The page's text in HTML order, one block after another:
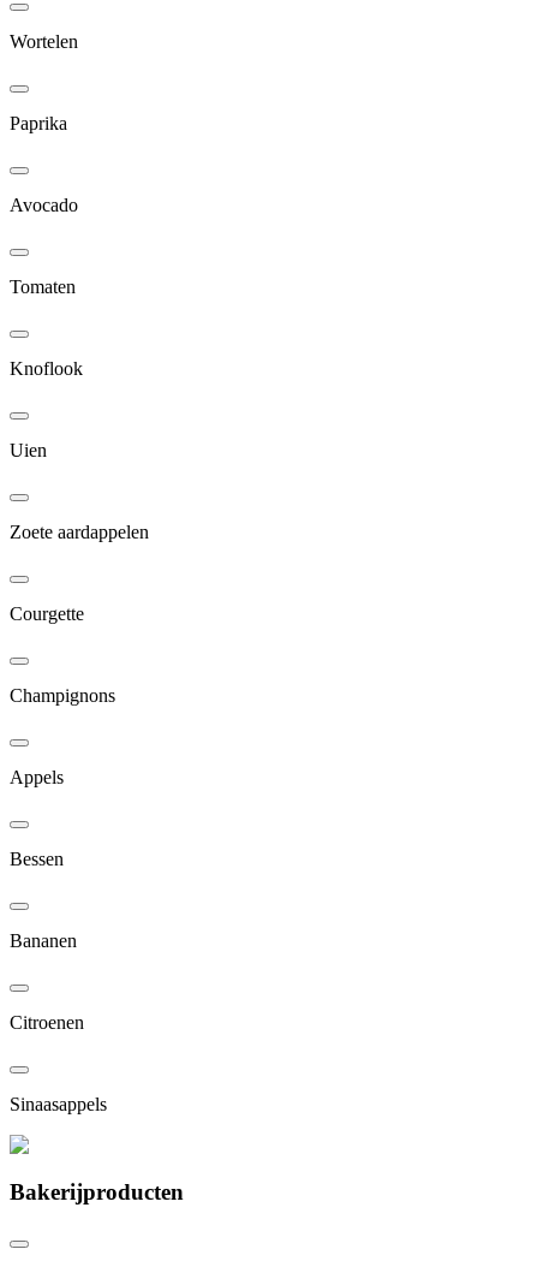
Wortelen
Paprika
Avocado
Tomaten
Knoflook
Uien
Zoete aardappelen
Courgette
Champignons
Appels
Bessen
Bananen
Citroenen
Sinaasappels
Bakerijproducten